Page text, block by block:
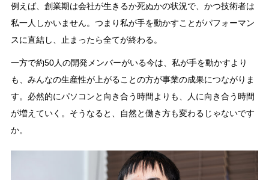
例えば、創業期は会社が生きるか死ぬかの状況で、かつ技術者は
私一人しかいません。つまり私が手を動かすことがパフォーマン
スに直結し、止まったら全てが終わる。
一方で約50人の開発メンバーがいる今は、私が手を動かすより
も、みんなの生産性が上がることの方が事業の成果につながりま
す。必然的にパソコンと向き合う時間よりも、人に向き合う時間
が増えていく。そうなると、自然と働き方も変わるじゃないです
か。